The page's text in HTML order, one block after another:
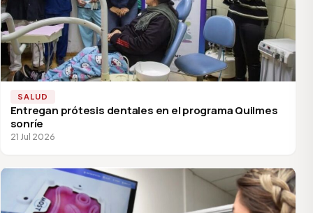
SALUD
Entregan prótesis dentales en el programa Quilmes
sonríe
21 Jul 2026